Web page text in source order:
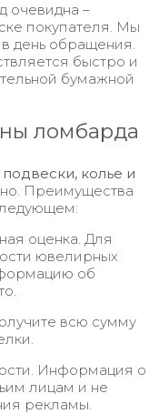
очевидна –
покупателя. Мы
день обращения.
быстро и
бумажной
ломбарда
подвески, колье и
Преимущества
оценка. Для
ювелирных
об
всю сумму
Информация о
лицам и не
рекламы.